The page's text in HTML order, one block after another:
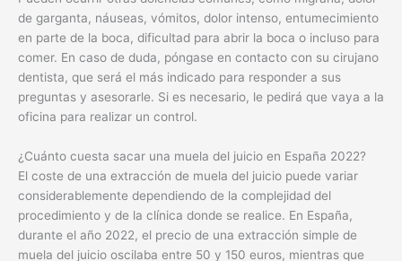
de garganta, náuseas, vómitos, dolor intenso, entumecimiento
en parte de la boca, dificultad para abrir la boca o incluso para
comer. En caso de duda, póngase en contacto con su cirujano
dentista, que será el más indicado para responder a sus
preguntas y asesorarle. Si es necesario, le pedirá que vaya a la
oficina para realizar un control.
¿Cuánto cuesta sacar una muela del juicio en España 2022?
El coste de una extracción de muela del juicio puede variar
considerablemente dependiendo de la complejidad del
procedimiento y de la clínica donde se realice. En España,
durante el año 2022, el precio de una extracción simple de
muela del juicio oscilaba entre 50 y 150 euros, mientras que